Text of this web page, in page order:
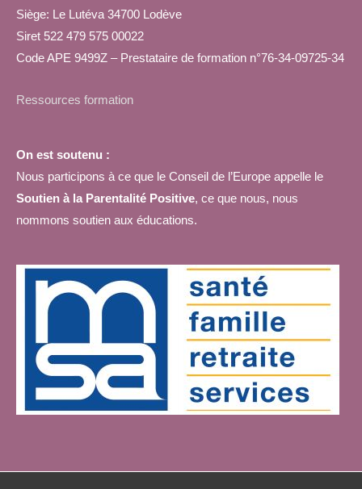
Siège: Le Lutéva 34700 Lodève
Siret 522 479 575 00022
Code APE 9499Z – Prestataire de formation n°76-34-09725-34
Ressources formation
On est soutenu :
Nous participons à ce que le Conseil de l’Europe appelle le
Soutien à la Parentalité Positive, ce que nous, nous
nommons soutien aux éducations.